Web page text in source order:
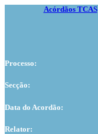
Acórdãos TCAS
Processo:
Secção:
Data do Acordão:
Relator: